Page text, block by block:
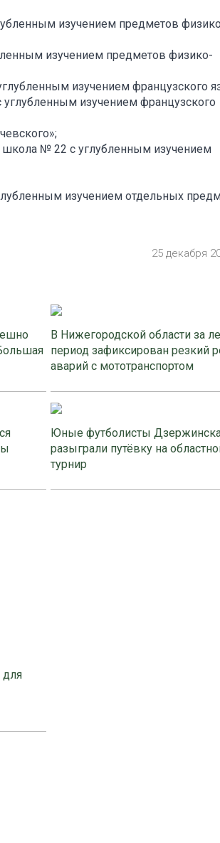
изучением предметов
изучением предметов физико-
изучением французского
изучением французского
№ 22 с углубленным изучением
изучением отдельных
25 декабря
В Нижегородской области за
период зафиксирован резкий
аварий с мототранспортом
Юные футболисты
разыграли путёвку на
турнир
для